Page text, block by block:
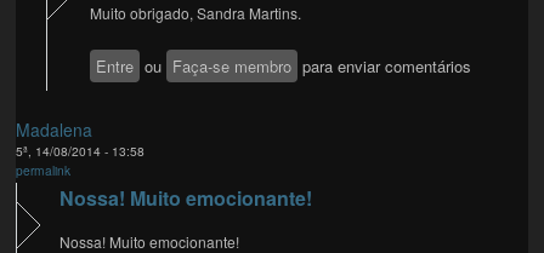
Muito obrigado, Sandra Martins.
Entre ou Faça-se membro para enviar comentários
Madalena
5ª, 14/08/2014 - 13:58
permalink
Nossa! Muito emocionante!
Nossa! Muito emocionante!